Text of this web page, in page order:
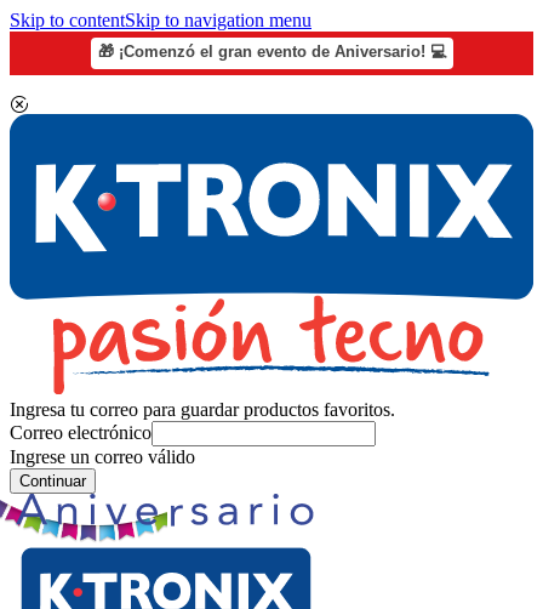
Skip to contentSkip to navigation menu
🎁 ¡Comenzó el gran evento de Aniversario! 💻
Ingresa tu correo para guardar productos favoritos.
Correo electrónico
Ingrese un correo válido
Continuar